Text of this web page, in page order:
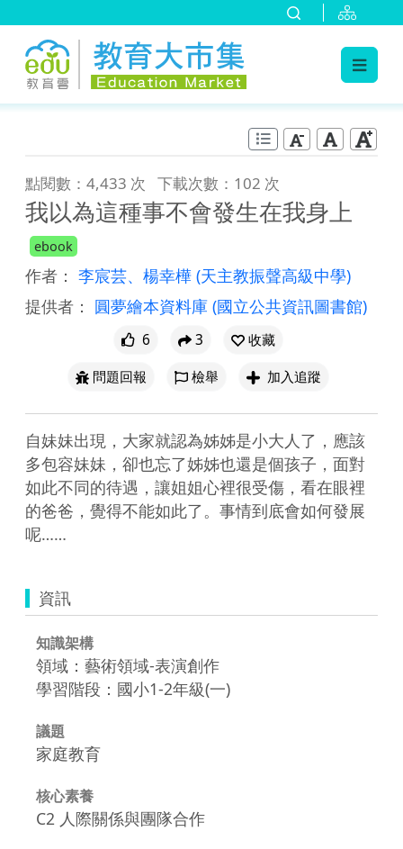
點閱數：4,433 次 下載次數：102 次
我以為這種事不會發生在我身上
ebook
作者： 李宸芸、楊幸樺 (天主教振聲高級中學)
提供者： 圓夢繪本資料庫 (國立公共資訊圖書館)
6 3
收藏
問題回報
檢舉 加入追蹤
自妹妹出現，大家就認為姊姊是小大人了，應該
多包容妹妹，卻也忘了姊姊也還是個孩子，面對
如此不同的待遇，讓姐姐心裡很受傷，看在眼裡
的爸爸，覺得不能如此了。事情到底會如何發展
呢……
資訊
知識架構
領域：藝術領域-表演創作
學習階段：國小1-2年級(一)
議題
家庭教育
核心素養
C2 人際關係與團隊合作